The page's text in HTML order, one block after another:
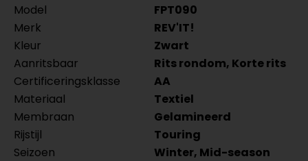
Model
FPT090
Merk
REV'IT!
Kleur
Zwart
Aanritsbaar
Rits rondom, Korte rits
Certificeringsklasse
AA
Materiaal
Textiel
Membraan
Gelamineerd
Rijstijl
Touring
Seizoen
Winter, Mid-season